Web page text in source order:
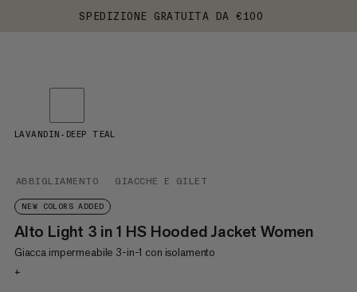
SPEDIZIONE GRATUITA DA €100
ABBIGLIAMENTO GIACCHE E GILET
NEW COLORS ADDED
Alto Light 3 in 1 HS Hooded Jacket Women
Giacca impermeabile 3-in-1 con isolamento
+
LAVANDIN-DEEP TEAL